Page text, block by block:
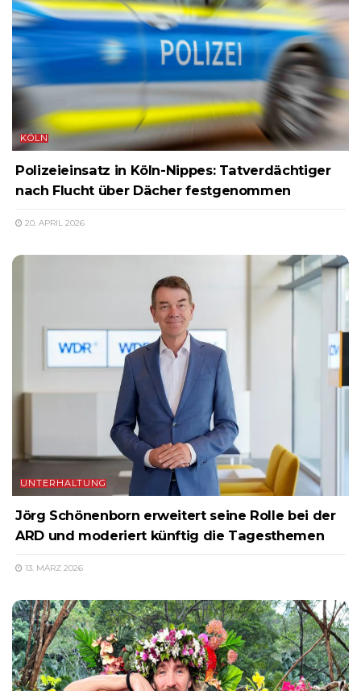
KÖLN
Polizeieinsatz in Köln-Nippes: Tatverdächtiger
nach Flucht über Dächer festgenommen
20. APRIL 2026
UNTERHALTUNG
Jörg Schönenborn erweitert seine Rolle bei der
ARD und moderiert künftig die Tagesthemen
13. MÄRZ 2026